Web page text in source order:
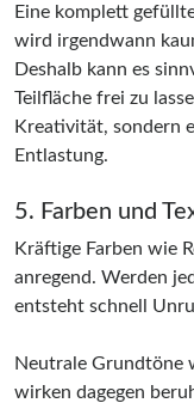
Eine komplett
wird irgendwann
Deshalb kann es
Teilfläche frei zu
Kreativität, sondern
Entlastung.
5. Farben und
Kräftige Farben wie
anregend. Werden
entsteht schnell
Neutrale Grundtöne
wirken dagegen